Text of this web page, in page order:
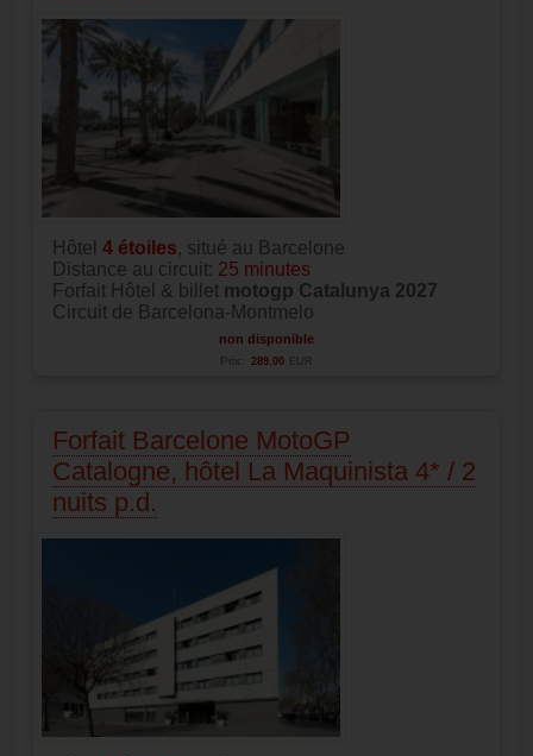
Hôtel 4 étoiles, situé au Barcelone
Distance au circuit: 25 minutes
Forfait Hôtel & billet motogp Catalunya 2027
Circuit de Barcelona-Montmelo
non disponible
Prix: 289.00 EUR
Forfait Barcelone MotoGP
Catalogne, hôtel La Maquinista 4* / 2
nuits p.d.